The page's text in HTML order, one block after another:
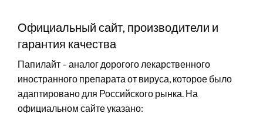
Официальный сайт, производители и
гарантия качества
Папилайт – аналог дорогого лекарственного
иностранного препарата от вируса, которое было
адаптировано для Российского рынка. На
официальном сайте указано: